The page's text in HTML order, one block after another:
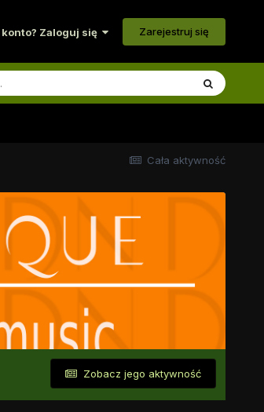
konto? Zaloguj się Zarejestruj się
Cała aktywność
Zobacz jego aktywność